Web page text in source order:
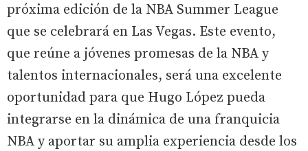
próxima edición de la NBA Summer League
que se celebrará en Las Vegas. Este evento,
que reúne a jóvenes promesas de la NBA y
talentos internacionales, será una excelente
oportunidad para que Hugo López pueda
integrarse en la dinámica de una franquicia
NBA y aportar su amplia experiencia desde los